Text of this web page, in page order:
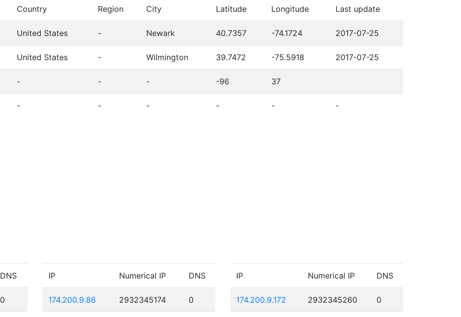
Country Region City Latitude Longitude Last update
United States - Newark 40.7357 -74.1724 2017-07-25
United States - Wilmington 39.7472 -75.5918 2017-07-25
- - - -96 37
- - - - - -
DNS
0
IP Numerical IP DNS
174.200.9.86 2932345174 0
IP Numerical IP DNS
174.200.9.172 2932345260 0